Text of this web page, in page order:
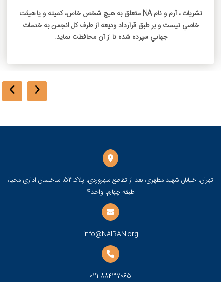
نشريات ، آرم و نام NA متعلق به هيچ شخص خاص، کميته و يا هيئت
خاصي نيست و بر طبق قرارداد وديعه از طرف کل انجمن به خدمات
جهاني سپرده شده تا از آن محافظت نمايد.
تهران، خیابان شهید مطهری، بعد از تقاطع سهروردی، پلاک53، ساختمان اداری محیا،
طبقه چهارم، واحد4
info@NAIRAN.org
021-88437065